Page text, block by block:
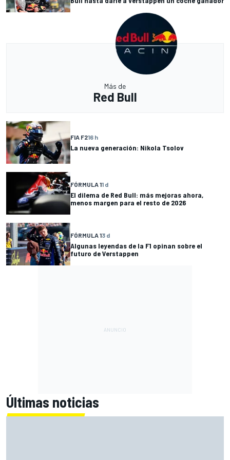
Más de
Red Bull
FIA F216 h
La nueva generación: Nikola Tsolov
FÓRMULA 11 d
El dilema de Red Bull: más mejoras ahora,
menos margen para el resto de 2026
FÓRMULA 13 d
Algunas leyendas de la F1 opinan sobre el
futuro de Verstappen
Últimas noticias